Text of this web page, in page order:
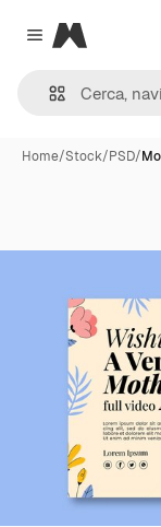
Close menu
Magnific
Home/Stock/PSD/